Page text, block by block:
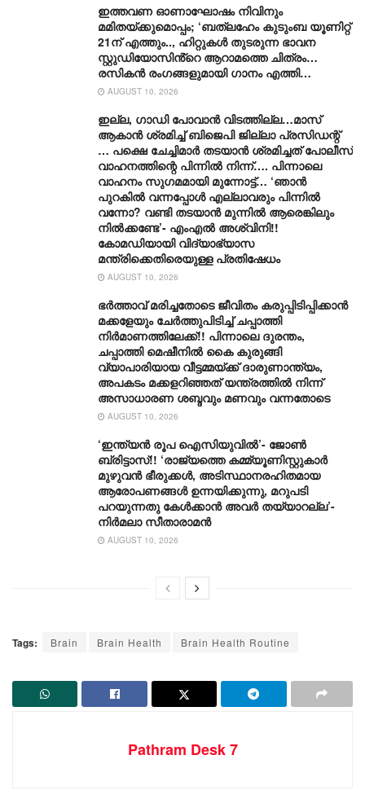
ഇത്തവണ ഓണാഘോഷം നിവിനും
മമിതയ്ക്കുമൊപ്പം; ‘ബത്‍ലഹേം കുടുംബ യൂണിറ്റ്
21ന് എത്തും.., ഹിറ്റുകൾ തുടരുന്ന ഭാവന
സ്റ്റുഡിയോസിൻ്റെ ആറാമത്തെ ചിത്രം…
രസികൻ രംഗങ്ങളുമായി ഗാനം എത്തി…
AUGUST 10, 2026
ഇല്ല, ​ഗാഡി പോവാൻ വിടത്തില്ല…മാസ്
ആകാൻ ശ്രമിച്ച് ബിജെപി ജില്ലാ പ്രസിഡന്റ്
… പക്ഷെ ചേച്ചിമാർ തടയാൻ ശ്രമിച്ചത് പോലീസ്
വാഹനത്തിന്റെ പിന്നിൽ നിന്ന്…. പിന്നാലെ
വാഹനം സു​ഗമമായി മുന്നോട്ട്… ‘ഞാൻ
പുറകിൽ വന്നപ്പോൾ എല്ലാവരും പിന്നിൽ
വന്നോ? വണ്ടി തടയാൻ മുന്നിൽ ആരെങ്കിലും
നിൽക്കണ്ടേ’- എംഎൽ അശ്വിനി!!
കോമഡിയായി വിദ്യാഭ്യാസ
മന്ത്രിക്കെതിരെയുള്ള പ്രതിഷേധം
AUGUST 10, 2026
ഭർത്താവ് മരിച്ചതോടെ ജീവിതം കരുപ്പിടിപ്പിക്കാൻ
മക്കളേയും ചേർത്തുപിടിച്ച് ചപ്പാത്തി
നിർമാണത്തിലേക്ക്!! പിന്നാലെ ദുരന്തം,
ചപ്പാത്തി മെഷീനിൽ കൈ കുരുങ്ങി
വ്യാപാരിയായ വീട്ടമ്മയ്ക്ക് ദാരുണാന്ത്യം,
അപകടം മക്കളറിഞ്ഞത് യന്ത്രത്തിൽ നിന്ന്
അസാധാരണ ശബ്ദവും മണവും വന്നതോടെ
AUGUST 10, 2026
‘ഇന്ത്യൻ രൂപ ഐസിയുവിൽ’- ജോൺ
ബ്രിട്ടാസ്!! ‘രാജ്യത്തെ കമ്മ്യൂണിസ്റ്റുകാർ
മുഴുവൻ ഭീരുക്കൾ, അടിസ്ഥാനരഹിതമായ
ആരോപണങ്ങൾ ഉന്നയിക്കുന്നു, മറുപടി
പറയുന്നതു കേൾക്കാൻ അവർ തയ്യാറല്ല’-
നിർമലാ സീതാരാമൻ
AUGUST 10, 2026
Tags: Brain Brain Health Brain Health Routine
Pathram Desk 7